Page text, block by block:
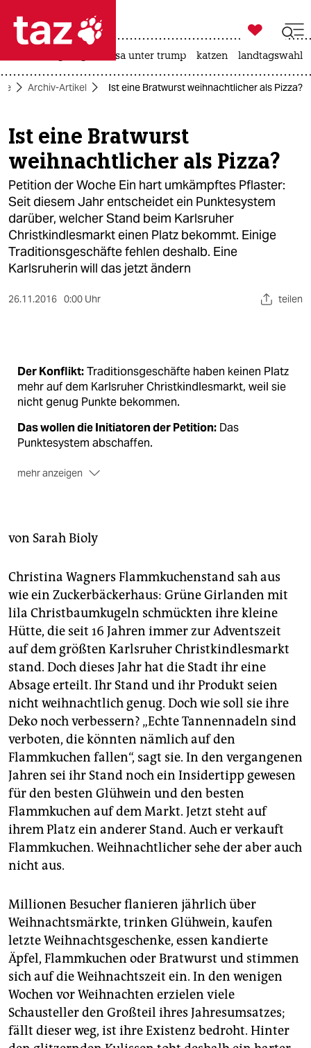
 taz zahl ich
taz zahl ich
themen
politik
öko
gesellschaft
kultur
wahrheit
verlag
verlag
unterstützen
abo
genossenschaft
epaper login

taz zahl ich
usa unter trump katzen landtagswahl
Archiv-Artikel Ist eine Bratwurst weihnachtlicher als Pizza?
Ist eine Bratwurst
weihnachtlicher als Pizza?
Petition der Woche Ein hart umkämpftes Pflaster:
Seit diesem Jahr entscheidet ein Punktesystem
darüber, welcher Stand beim Karlsruher
Christkindlesmarkt einen Platz bekommt. Einige
Traditionsgeschäfte fehlen deshalb. Eine
Karlsruherin will das jetzt ändern
26.11.2016 0:00 Uhr teilen
Der Konflikt:Traditionsgeschäfte haben keinen Platz
mehr auf dem Karlsruher Christkindlesmarkt, weil sie
nicht genug Punkte bekommen.
Das wollen die Initiatoren der Petition: Das
Punktesystem abschaffen.
mehr anzeigen
Zu finden unter:
von Sarah Bioly
Christina Wagners Flammkuchenstand sah aus
wie ein Zuckerbäckerhaus: Grüne Girlanden mit
lila Christbaumkugeln schmückten ihre kleine
Hütte, die seit 16 Jahren immer zur Adventszeit
auf dem größten Karlsruher Christkindlesmarkt
stand. Doch dieses Jahr hat die Stadt ihr eine
Absage erteilt. Ihr Stand und ihr Produkt seien
nicht weihnachtlich genug. Doch wie soll sie ihre
Deko noch verbessern? „Echte Tannennadeln sind
verboten, die könnten nämlich auf den
Flammkuchen fallen“, sagt sie. In den vergangenen
Jahren sei ihr Stand noch ein Insidertipp gewesen
für den besten Glühwein und den besten
Flammkuchen auf dem Markt. Jetzt steht auf
ihrem Platz ein anderer Stand. Auch er verkauft
Flammkuchen. Weihnachtlicher sehe der aber auch
nicht aus.
Millionen Besucher flanieren jährlich über
Weihnachtsmärkte, trinken Glühwein, kaufen
letzte Weihnachtsgeschenke, essen kandierte
Äpfel, Flammkuchen oder Bratwurst und stimmen
sich auf die Weihnachtszeit ein. In den wenigen
Wochen vor Weihnachten erzielen viele
Schausteller den Großteil ihres Jahresumsatzes;
fällt dieser weg, ist ihre Existenz bedroht. Hinter